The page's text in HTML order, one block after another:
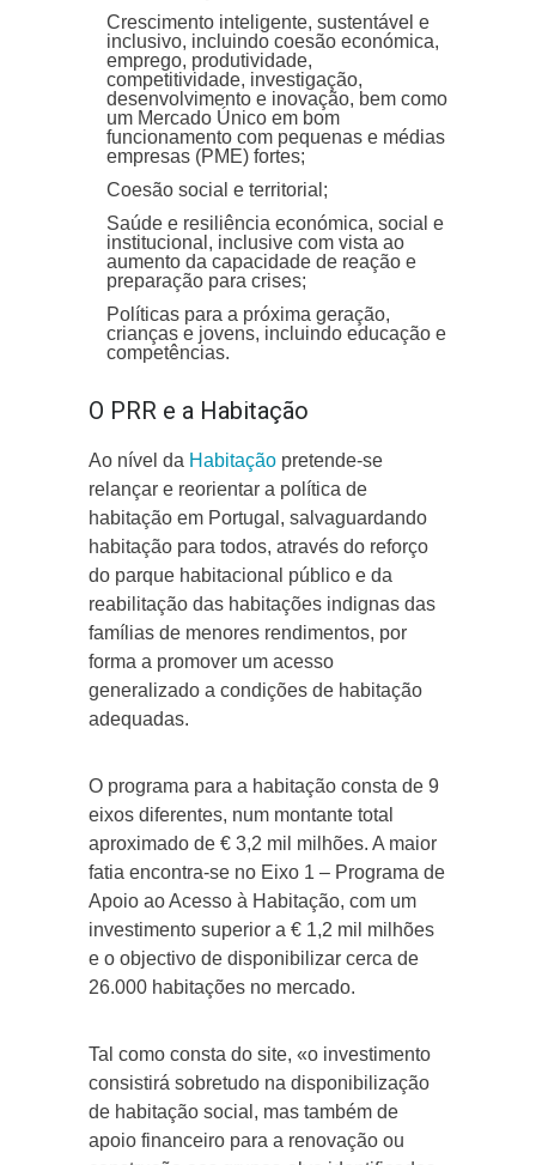
Crescimento inteligente, sustentável e
inclusivo, incluindo coesão económica,
emprego, produtividade,
competitividade, investigação,
desenvolvimento e inovação, bem como
um Mercado Único em bom
funcionamento com pequenas e médias
empresas (PME) fortes;
Coesão social e territorial;
Saúde e resiliência económica, social e
institucional, inclusive com vista ao
aumento da capacidade de reação e
preparação para crises;
Políticas para a próxima geração,
crianças e jovens, incluindo educação e
competências.
O PRR e a Habitação
Ao nível da Habitação pretende-se
relançar e reorientar a política de
habitação em Portugal, salvaguardando
habitação para todos, através do reforço
do parque habitacional público e da
reabilitação das habitações indignas das
famílias de menores rendimentos, por
forma a promover um acesso
generalizado a condições de habitação
adequadas.
O programa para a habitação consta de 9
eixos diferentes, num montante total
aproximado de € 3,2 mil milhões. A maior
fatia encontra-se no Eixo 1 – Programa de
Apoio ao Acesso à Habitação, com um
investimento superior a € 1,2 mil milhões
e o objectivo de disponibilizar cerca de
26.000 habitações no mercado.
Tal como consta do site, «o investimento
consistirá sobretudo na disponibilização
de habitação social, mas também de
apoio financeiro para a renovação ou